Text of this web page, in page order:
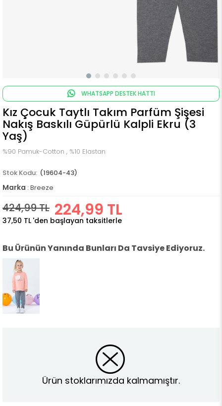
WHATSAPP DESTEK HATTI
Kız Çocuk Taytlı Takım Parfüm Şişesi
Nakış Baskılı Güpürlü Kalpli Ekru (3
Yaş)
%90 Pamuk-Cotton , %10 Elastan
(19604-43)
Marka : Breeze
424,99 TL 224,99 TL
37,50 TL 'den başlayan taksitlerle
Bu Ürünün Yanında Bunları Da Tavsiye Ediyoruz.
Ürün stoklarımızda kalmamıştır.